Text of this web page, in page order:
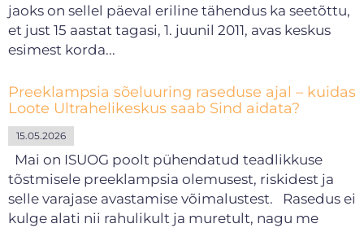
jaoks on sellel päeval eriline tähendus ka seetõttu,
et just 15 aastat tagasi, 1. juunil 2011, avas keskus
esimest korda...
Preeklampsia sõeluuring raseduse ajal – kuidas
Loote Ultrahelikeskus saab Sind aidata?
15.05.2026
Mai on ISUOG poolt pühendatud teadlikkuse
tõstmisele preeklampsia olemusest, riskidest ja
selle varajase avastamise võimalustest. Rasedus ei
kulge alati nii rahulikult ja muretult, nagu me